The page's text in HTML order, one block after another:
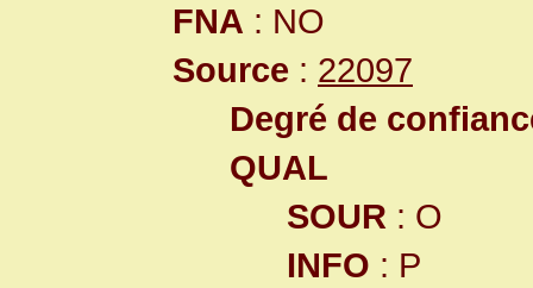
FNA : NO
Source : 22097
Degré de
QUAL
SOUR : O
INFO : P